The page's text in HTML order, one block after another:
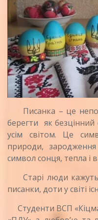
Писанка – це
берегти як
усім світом. Це
природи,
символ сонця, тепла і
Старі люди
писанки, доти у світі
Студенти ВСП